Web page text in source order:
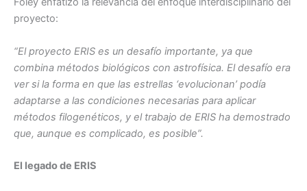
proyecto:
“El proyecto ERIS es un desafío importante, ya que
combina métodos biológicos con astrofísica. El desafío era
ver si la forma en que las estrellas ‘evolucionan’ podía
adaptarse a las condiciones necesarias para aplicar
métodos filogenéticos, y el trabajo de ERIS ha demostrado
que, aunque es complicado, es posible”.
El legado de ERIS